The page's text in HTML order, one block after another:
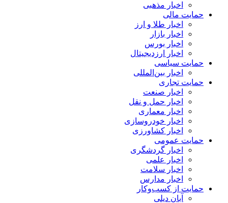
اخبار مذهبی
حمایت مالی
اخبار طلا و ارز
اخبار بازار
اخبار بورس
اخبار ارزدیجیتال
حمایت سیاسی
اخبار بین‌المللی
حمایت تجاری
اخبار صنعت
اخبار حمل و نقل
اخبار معماری
اخبار خودروسازی
اخبار کشاورزی
حمایت عمومی
اخبار گردشگری
اخبار علمی
اخبار سلامت
اخبار مدارس
حمایت از کسب‌وکار
آبان دیلی